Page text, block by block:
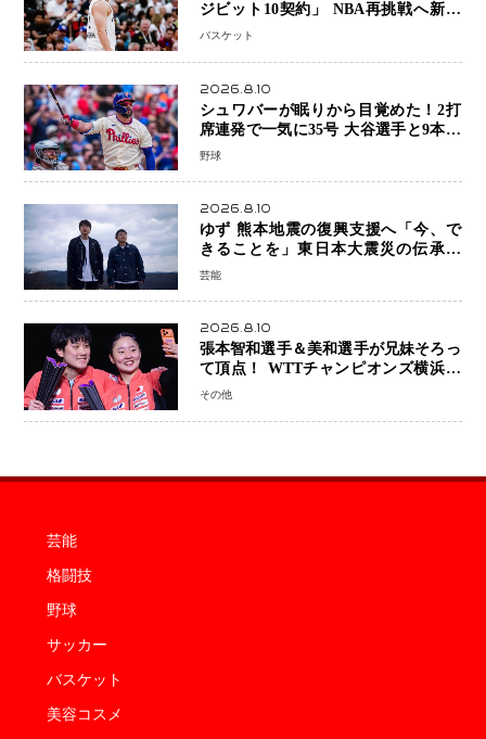
ジビット10契約」 NBA再挑戦へ新た
な一歩、八村塁選手との共闘にも期待
バスケット
2026.8.10
シュワバーが眠りから目覚めた！2打
席連発で一気に35号 大谷選手と9本差
に 本塁打王争いで単独トップ浮上
野球
2026.8.10
ゆず 熊本地震の復興支援へ「今、で
きることを」東日本大震災の伝承歌
「幾重」ライブ音源を配信、収益を全
芸能
2026.8.10
張本智和選手＆美和選手が兄妹そろっ
て頂点！ WTTチャンピオンズ横浜で
史上初の快挙 2人で約1264万円の優
その他
芸能
格闘技
野球
サッカー
バスケット
美容コスメ